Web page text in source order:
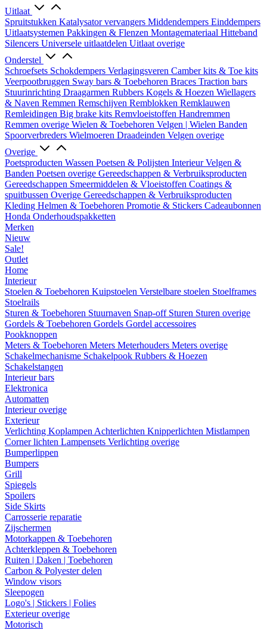
Uitlaat
Spruitstukken Katalysator vervangers Middendempers Einddempers
Uitlaatsystemen Pakkingen & Flenzen Montagemateriaal Hitteband
Silencers Universele uitlaatdelen Uitlaat overige
Onderstel
Schroefsets Schokdempers Verlagingsveren Camber kits & Toe kits
Veerpootbruggen Sway bars & Toebehoren Braces Traction bars
Stuurinrichting Draagarmen Rubbers Kogels & Hoezen Wiellagers
& Naven Remmen Remschijven Remblokken Remklauwen
Remleidingen Big brake kits Remvloeistoffen Handremmen
Remmen overige Wielen & Toebehoren Velgen | Wielen Banden
Spoorverbreders Wielmoeren Draadeinden Velgen overige
Overige
Poetsproducten Wassen Poetsen & Polijsten InterieurVelgen &
Banden Poetsen overige Gereedschappen & Verbruiksproducten
Gereedschappen Smeermiddelen & Vloeistoffen Coatings &
spuitbussen Overige Gereedschappen & Verbruiksproducten
Kleding Helmen & Toebehoren Promotie & Stickers Cadeaubonnen
Honda Onderhoudspakketten
Merken
Nieuw
Sale!
Outlet
Home
Interieur
Stoelen & Toebehoren Kuipstoelen Verstelbare stoelen Stoelframes
Stoelrails
Sturen & Toebehoren Stuurnaven Snap-off Sturen Sturen overige
Gordels & Toebehoren Gordels Gordel accessoires
Pookknoppen
Meters & Toebehoren Meters Meterhouders Meters overige
Schakelmechanisme Schakelpook Rubbers & Hoezen
Schakelstangen
Interieur bars
Elektronica
Automatten
Interieur overige
Exterieur
Verlichting Koplampen Achterlichten Knipperlichten Mistlampen
Corner lichten Lampensets Verlichting overige
Bumperlippen
Bumpers
Grill
Spiegels
Spoilers
Side Skirts
Carrosserie reparatie
Zijschermen
Motorkappen & Toebehoren
Achterkleppen & Toebehoren
Ruiten | Daken | Toebehoren
Carbon & Polyester delen
Window visors
Sleepogen
Logo's | Stickers | Folies
Exterieur overige
Motorisch